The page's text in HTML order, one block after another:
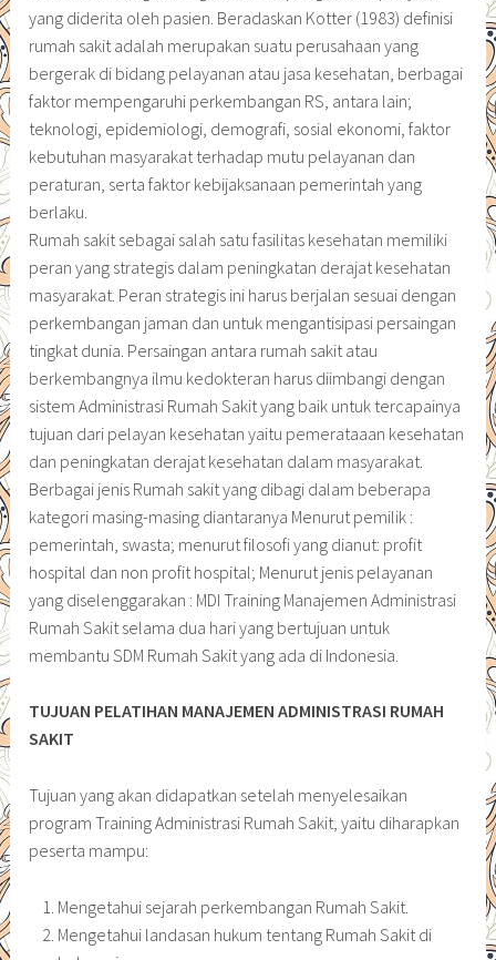
yang diderita oleh pasien. Beradaskan Kotter (1983) definisi
rumah sakit adalah merupakan suatu perusahaan yang
bergerak di bidang pelayanan atau jasa kesehatan, berbagai
faktor mempengaruhi perkembangan RS, antara lain;
teknologi, epidemiologi, demografi, sosial ekonomi, faktor
kebutuhan masyarakat terhadap mutu pelayanan dan
peraturan, serta faktor kebijaksanaan pemerintah yang
berlaku.
Rumah sakit sebagai salah satu fasilitas kesehatan memiliki
peran yang strategis dalam peningkatan derajat kesehatan
masyarakat. Peran strategis ini harus berjalan sesuai dengan
perkembangan jaman dan untuk mengantisipasi persaingan
tingkat dunia. Persaingan antara rumah sakit atau
berkembangnya ilmu kedokteran harus diimbangi dengan
sistem Administrasi Rumah Sakit yang baik untuk tercapainya
tujuan dari pelayan kesehatan yaitu pemerataaan kesehatan
dan peningkatan derajat kesehatan dalam masyarakat.
Berbagai jenis Rumah sakit yang dibagi dalam beberapa
kategori masing-masing diantaranya Menurut pemilik :
pemerintah, swasta; menurut filosofi yang dianut: profit
hospital dan non profit hospital; Menurut jenis pelayanan
yang diselenggarakan : MDI Training Manajemen Administrasi
Rumah Sakit selama dua hari yang bertujuan untuk
membantu SDM Rumah Sakit yang ada di Indonesia.
TUJUAN PELATIHAN MANAJEMEN ADMINISTRASI RUMAH
SAKIT
Tujuan yang akan didapatkan setelah menyelesaikan
program Training Administrasi Rumah Sakit, yaitu diharapkan
peserta mampu:
Mengetahui sejarah perkembangan Rumah Sakit.
Mengetahui landasan hukum tentang Rumah Sakit di